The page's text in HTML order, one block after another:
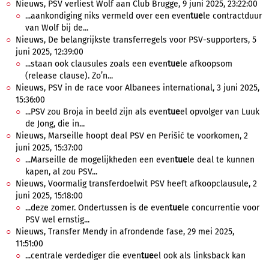
Nieuws, PSV verliest Wolf aan Club Brugge, 9 juni 2025, 23:22:00
...aankondiging niks vermeld over een eventuele contractduur
van Wolf bij de...
Nieuws, De belangrijkste transferregels voor PSV-supporters, 5
juni 2025, 12:39:00
...staan ook clausules zoals een eventuele afkoopsom
(release clause). Zo’n...
Nieuws, PSV in de race voor Albanees international, 3 juni 2025,
15:36:00
...PSV zou Broja in beeld zijn als eventueel opvolger van Luuk
de Jong, die in...
Nieuws, Marseille hoopt deal PSV en Perišić te voorkomen, 2
juni 2025, 15:37:00
...Marseille de mogelijkheden een eventuele deal te kunnen
kapen, al zou PSV...
Nieuws, Voormalig transferdoelwit PSV heeft afkoopclausule, 2
juni 2025, 15:18:00
...deze zomer. Ondertussen is de eventuele concurrentie voor
PSV wel ernstig...
Nieuws, Transfer Mendy in afrondende fase, 29 mei 2025,
11:51:00
...centrale verdediger die eventueel ook als linksback kan